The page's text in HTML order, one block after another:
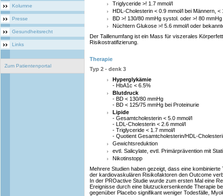
Kolumne
Presse
Gesundheitsrecht
Links
Zum Patientenportal
Triglyceride >! 1.7 mmol/l
HDL-Cholesterin < 0.9 mmol/l bei Männern, <
BD >! 130/80 mmHg systol. oder >! 80
Nüchtern Glukose >! 5.6 mmol/l oder
Der Taillenumfang ist ein Mass für viszerales
Risikostratifizierung.
Therapie
Typ 2 - denk 3
Hyperglykämie
- HbA1c < 6.5%
Blutdruck
- BD < 130/80 mmHg
- BD < 125/75 mmHg bei Proteinurie
Lipide
- Gesamtcholesterin < 5.0 mmol/l
- LDL-Cholesterin < 2.6 mmol/l
- Triglyceride < 1.7 mmol/l
- Quotient Gesamtcholesterin/HDL-
Gewichtsreduktion
evtl. Salicylate, evtl. Primärprävention mit
Nikotinstopp
Mehrere Studien haben gezeigt, dass eine
der kardiovaskulären Risikofaktoren den Outcome
In der PROactive Studie wurde zum ersten Mal eine
Ereignisse durch eine blutzuckersenkende Therapie
gegenüber Placebo signifikant weniger Todesfälle,